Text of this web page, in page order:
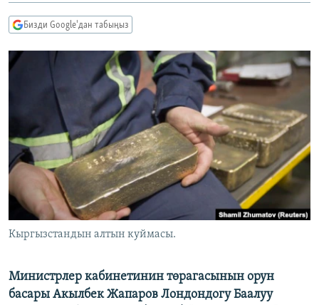
БИЗ ЖАНА ДҮЙНӨ
ДАНИСТЕ
ЭЖЕ-СИҢДИЛЕР
АЗАТТЫК+
ЫҢГАЙСЫЗ СУРООЛОР
ӨЗГӨЧӨ ПИКИР
ЭЕ/АРнун бардык сайттары
Бизди Google'дан табыңыз
Кыргызстандын алтын куймасы.
Министрлер кабинетинин төрагасынын орун
басары Акылбек Жапаров Лондондогу Баалуу